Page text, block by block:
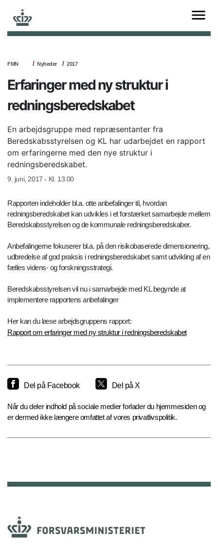
FMN Nyheder 2017
Erfaringer med ny struktur i
redningsberedskabet
En arbejdsgruppe med repræsentanter fra
Beredskabsstyrelsen og KL har udarbejdet en rapport
om erfaringerne med den nye struktur i
redningsberedskabet.
9. juni, 2017 - Kl. 13.00
Rapporten indeholder bl.a. otte anbefalinger til, hvordan
redningsberedskabet kan udvikles i et forstærket samarbejde mellem
Beredskabsstyrelsen og de kommunale redningsberedskaber.
Anbefalingerne fokuserer bl.a. på den risikobaserede dimensionering,
udbredelse af god praksis i redningsberedskabet samt udvikling af en
fælles videns- og forskningsstrategi.
Beredskabsstyrelsen vil nu i samarbejde med KL begynde at
implementere rapportens anbefalinger
Her kan du læse arbejdsgruppens rapport:
Rapport om erfaringer med ny struktur i redningsberedskabet
Del på Facebook Del på X
Når du deler indhold på sociale medier forlader du hjemmesiden og
er dermed ikke længere omfattet af vores privatlivspolitik.